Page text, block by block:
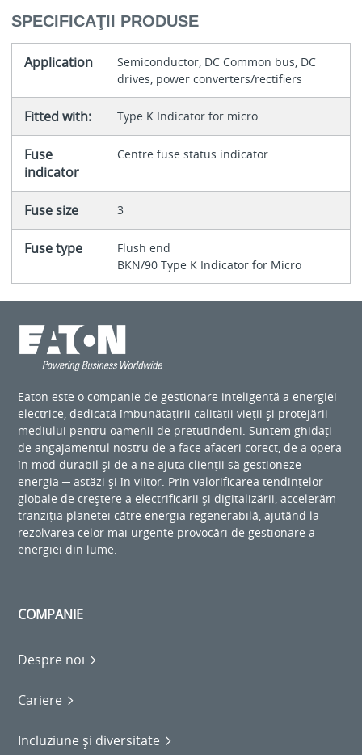
SPECIFICAŢII PRODUSE
Application
Semiconductor, DC Common bus, DC
drives, power converters/rectifiers
Fitted with: Type K Indicator for micro
Fuse
indicator
Centre fuse status indicator
Fuse size 3
Fuse type
Flush end
BKN/90 Type K Indicator for Micro
Eaton este o companie de gestionare inteligentă a energiei
electrice, dedicată îmbunătățirii calității vieții și protejării
mediului pentru oamenii de pretutindeni. Suntem ghidați
de angajamentul nostru de a face afaceri corect, de a opera
în mod durabil și de a ne ajuta clienții să gestioneze
energia ─ astăzi și în viitor. Prin valorificarea tendințelor
globale de creștere a electrificării și digitalizării, accelerăm
tranziția planetei către energia regenerabilă, ajutând la
rezolvarea celor mai urgente provocări de gestionare a
energiei din lume.
COMPANIE
Despre noi
Cariere
Incluziune și diversitate